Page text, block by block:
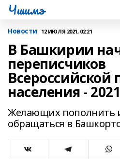
Чишмэ
Новости 12 ИЮЛЯ 2021, 02:21
В Башкирии
переписчиков
Всероссийской
населения - 2021
Желающих пополнить
обращаться в